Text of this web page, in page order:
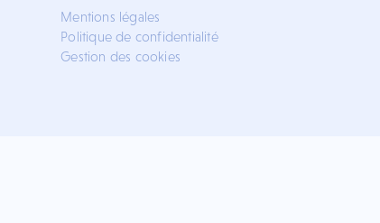
Mentions légales
Politique de confidentialité
Gestion des cookies